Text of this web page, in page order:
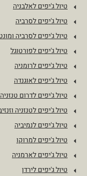
טיול ג'יפים לאלבניה
טיול ג'יפים לסרביה
טיול ג'יפים לסרביה
טיול ג'יפים לפורטוגל
טיול ג'יפים לרומניה
טיול ג'יפים לאוגנדה
טיול ג'יפים לדרום
טיול ג'יפים לטנזניה
טיול ג'יפים לנמיביה
טיול ג'יפים למרוקו
טיול ג'יפים לארמניה
טיול ג'יפים לירדן